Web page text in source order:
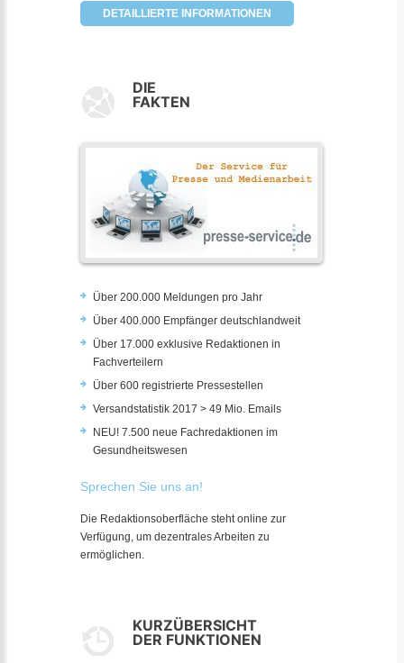
DETAILLIERTE INFORMATIONEN
DIE
FAKTEN
Über 200.000 Meldungen pro Jahr
Über 400.000 Empfänger deutschlandweit
Über 17.000 exklusive Redaktionen in
Fachverteilern
Über 600 registrierte Pressestellen
Versandstatistik 2017 > 49 Mio. Emails
NEU! 7.500 neue Fachredaktionen im
Gesundheitswesen
Sprechen Sie uns an!
Die Redaktionsoberfläche steht online zur
Verfügung, um dezentrales Arbeiten zu
ermöglichen.
KURZÜBERSICHT
DER FUNKTIONEN